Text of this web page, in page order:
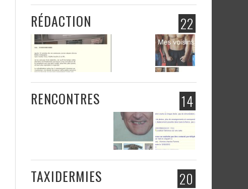
22
RÉDACTION
14
RENCONTRES
20
TAXIDERMIES